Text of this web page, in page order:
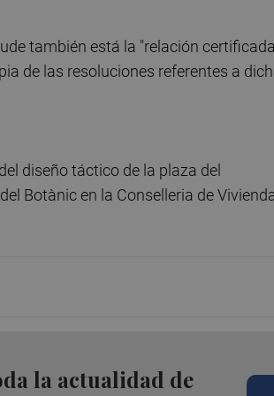
también está la "relación certificada
de las resoluciones referentes a
diseño táctico de la plaza del
Botànic en la Conselleria de
la actualidad de